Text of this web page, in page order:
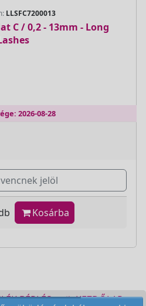
LLSFC7200013
C / 0,2 - 13mm - Long
2026-08-28
jelöl
Kosárba
BÉRLÉS KEZDŐLAP